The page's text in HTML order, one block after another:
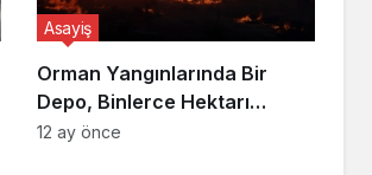
Orman Yangınlarında Bir
Depo, Binlerce Hektarı
Kurtarabilir
Asayiş
12 ay önce